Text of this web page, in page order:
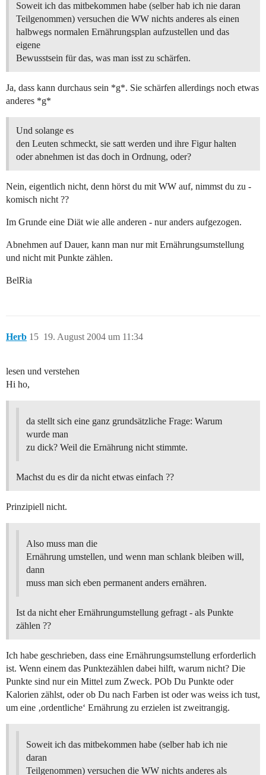
Soweit ich das mitbekommen habe (selber hab ich nie daran
Teilgenommen) versuchen die WW nichts anderes als einen
halbwegs normalen Ernährungsplan aufzustellen und das
eigene
Bewusstsein für das, was man isst zu schärfen.
Ja, dass kann durchaus sein *g*. Sie schärfen allerdings noch etwas
anderes *g*
Und solange es
den Leuten schmeckt, sie satt werden und ihre Figur halten
oder abnehmen ist das doch in Ordnung, oder?
Nein, eigentlich nicht, denn hörst du mit WW auf, nimmst du zu -
komisch nicht ??
Im Grunde eine Diät wie alle anderen - nur anders aufgezogen.
Abnehmen auf Dauer, kann man nur mit Ernährungsumstellung
und nicht mit Punkte zählen.
BelRia
Herb 19. August 2004 um 11:34
15
lesen und verstehen
Hi ho,
da stellt sich eine ganz grundsätzliche Frage: Warum
wurde man
zu dick? Weil die Ernährung nicht stimmte.
Machst du es dir da nicht etwas einfach ??
Prinzipiell nicht.
Also muss man die
Ernährung umstellen, und wenn man schlank bleiben will,
dann
muss man sich eben permanent anders ernähren.
Ist da nicht eher Ernährungumstellung gefragt - als Punkte
zählen ??
Ich habe geschrieben, dass eine Ernährungsumstellung erforderlich
ist. Wenn einem das Punktezählen dabei hilft, warum nicht? Die
Punkte sind nur ein Mittel zum Zweck. POb Du Punkte oder
Kalorien zählst, oder ob Du nach Farben ist oder was weiss ich tust,
um eine ‚ordentliche‘ Ernährung zu erzielen ist zweitrangig.
Soweit ich das mitbekommen habe (selber hab ich nie
daran
Teilgenommen) versuchen die WW nichts anderes als